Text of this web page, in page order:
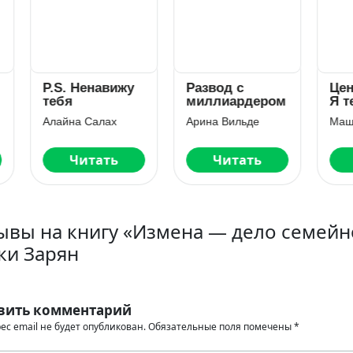
Ненавижу
Салах
Читать
Развод с
миллиардером
Арина Вильде
Читать
Цена
Я тебя не
Читать
на книгу «Измена — дело
Зарян
комментарий
email не будет опубликован.Обязательные поля помечены*